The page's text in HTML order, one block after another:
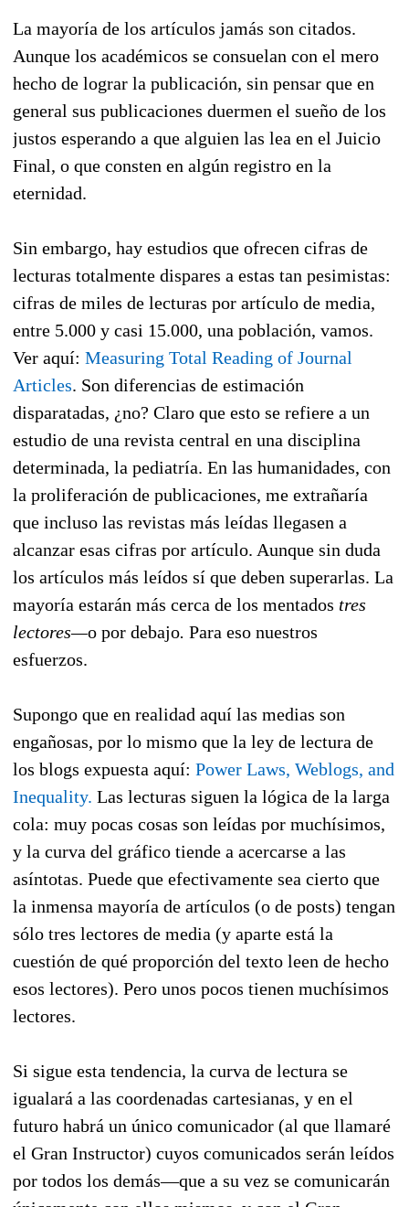
La mayoría de los artículos jamás son citados.
Aunque los académicos se consuelan con el mero
hecho de lograr la publicación, sin pensar que en
general sus publicaciones duermen el sueño de los
justos esperando a que alguien las lea en el Juicio
Final, o que consten en algún registro en la
eternidad.
Sin embargo, hay estudios que ofrecen cifras de
lecturas totalmente dispares a estas tan pesimistas:
cifras de miles de lecturas por artículo de media,
entre 5.000 y casi 15.000, una población, vamos.
Ver aquí: Measuring Total Reading of Journal
Articles. Son diferencias de estimación
disparatadas, ¿no? Claro que esto se refiere a un
estudio de una revista central en una disciplina
determinada, la pediatría. En las humanidades, con
la proliferación de publicaciones, me extrañaría
que incluso las revistas más leídas llegasen a
alcanzar esas cifras por artículo. Aunque sin duda
los artículos más leídos sí que deben superarlas. La
mayoría estarán más cerca de los mentados tres
lectores—o por debajo. Para eso nuestros
esfuerzos.
Supongo que en realidad aquí las medias son
engañosas, por lo mismo que la ley de lectura de
los blogs expuesta aquí: Power Laws, Weblogs, and
Inequality. Las lecturas siguen la lógica de la larga
cola: muy pocas cosas son leídas por muchísimos,
y la curva del gráfico tiende a acercarse a las
asíntotas. Puede que efectivamente sea cierto que
la inmensa mayoría de artículos (o de posts) tengan
sólo tres lectores de media (y aparte está la
cuestión de qué proporción del texto leen de hecho
esos lectores). Pero unos pocos tienen muchísimos
lectores.
Si sigue esta tendencia, la curva de lectura se
igualará a las coordenadas cartesianas, y en el
futuro habrá un único comunicador (al que llamaré
el Gran Instructor) cuyos comunicados serán leídos
por todos los demás—que a su vez se comunicarán